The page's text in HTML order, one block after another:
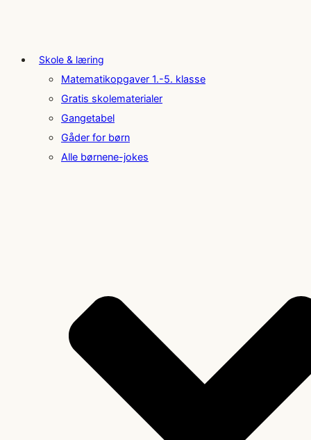
Skole & læring
Matematikopgaver 1.-5. klasse
Gratis skolematerialer
Gangetabel
Gåder for børn
Alle børnene-jokes